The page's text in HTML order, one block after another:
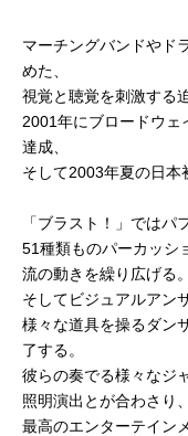
マーチングバンドやド
めた、
視覚と聴覚を刺激する
2001年にブロードウェ
達成、
そして2003年夏の日本
「ブラスト！」ではパ
51種類ものパーカッシ
流の動きを繰り広げる。
そしてビジュアルアン
様々な道具を操るダン
了する。
彼らの奏でる様々なジ
照明演出とが合わさり、
最高のエンターテイン